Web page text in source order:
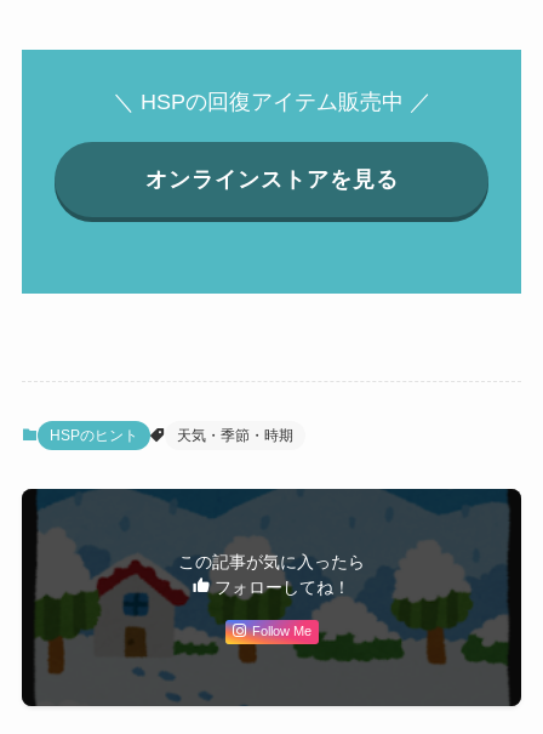
＼ HSPの回復アイテム販売中 ／
オンラインストアを見る
HSPのヒント 天気・季節・時期
この記事が気に入ったら
フォローしてね！
Follow Me